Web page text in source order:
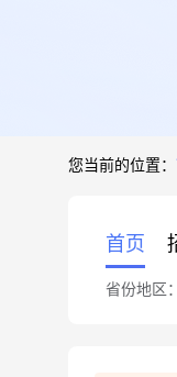
您当前的位置：
首页
省份地区：